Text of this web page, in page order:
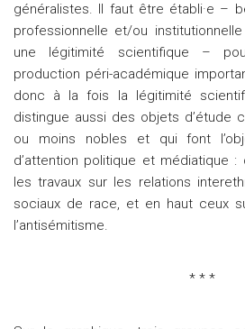
généralistes. Il faut être établi·e –
professionnelle et/ou
une légitimité scientifique –
production péri-académique
donc à la fois la légitimité
distingue aussi des objets d’étude
ou moins nobles et qui font
d’attention politique et médiatique :
les travaux sur les relations
sociaux de race, et en haut ceux
l’antisémitisme.
* * *